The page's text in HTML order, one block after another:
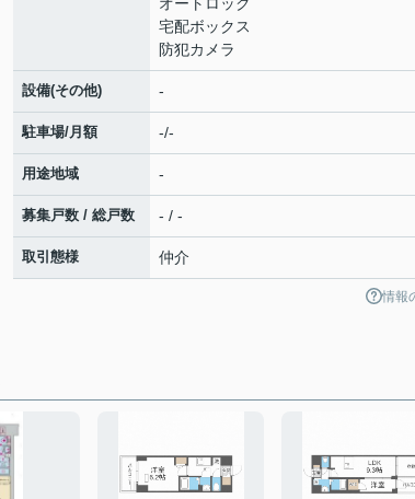
宅配ボックス
防犯カメラ
設備(その他) -
駐車場/月額 -/-
用途地域 -
募集戸数 / 総戸数 - / -
取引態様 仲介
情報